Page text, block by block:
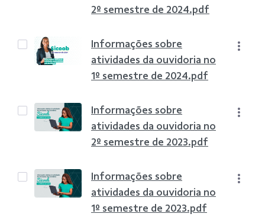
2º semestre de 2024.pdf
Informações sobre
atividades da ouvidoria no
1º semestre de 2024.pdf
Informações sobre
atividades da ouvidoria no
2º semestre de 2023.pdf
Informações sobre
atividades da ouvidoria no
1º semestre de 2023.pdf